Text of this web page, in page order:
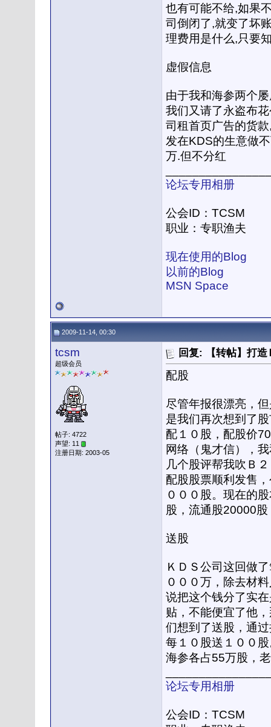
也有可能不给,如果
司倒闭了,就变了坏
理费用是什么,只要
虚假信息
由于我和海参两个
我们又请了永盗布
司租首页广告的货
发在KDS的生意做
万.但不分红
论坛专用相册
公会ID：TCSM
职业：专职渔夫
现在使用的Blog
以前的Blog
MSN Space
2009-11-14, 00:30
tcsm
超级会员
帖子: 4722
声望: 11
注册日期: 2003-05
回复: 【转帖】打
配股
尽管年报很漂亮，
是我们再次想到了
配１０股，配股价
网络（鬼才信），
几个股评帮我吹Ｂ
配股股票顺利发售
０００股。现在的
股，流通股20000
送股
ＫＤＳ公司这回做
０００万，除去材
说把这个钱分了实
贴，不能便宜了他
们想到了送股，通
每１０股送１００
海参各占55万股，
论坛专用相册
公会ID：TCSM